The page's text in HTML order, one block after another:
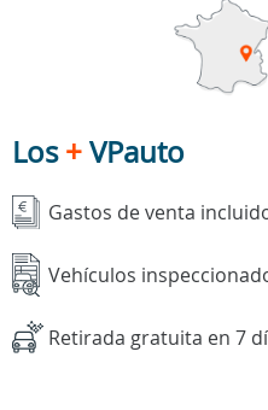
Los+VPauto
Gastos de venta
Vehículos
Retirada gratuita en 7